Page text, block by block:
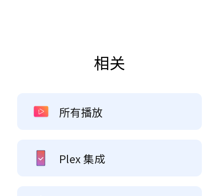
相关
所有播放
Plex 集成